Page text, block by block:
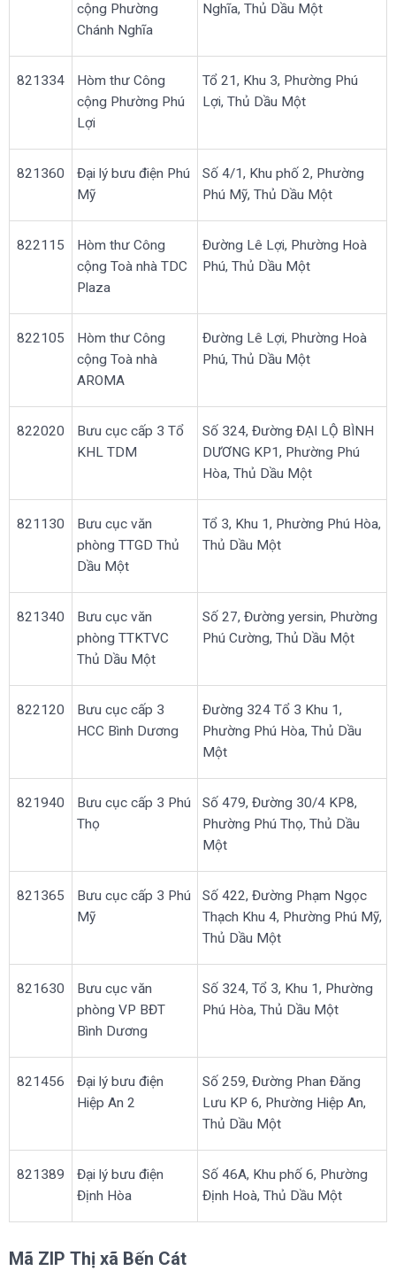
cộng Phường
Chánh Nghĩa
Nghĩa, Thủ Dầu Một
821334
Hòm thư Công
cộng Phường Phú
Lợi
Tổ 21, Khu 3, Phường Phú
Lợi, Thủ Dầu Một
821360
Đại lý bưu điện Phú
Mỹ
Số 4/1, Khu phố 2, Phường
Phú Mỹ, Thủ Dầu Một
822115
Hòm thư Công
cộng Toà nhà TDC
Plaza
Đường Lê Lợi, Phường Hoà
Phú, Thủ Dầu Một
822105
Hòm thư Công
cộng Toà nhà
AROMA
Đường Lê Lợi, Phường Hoà
Phú, Thủ Dầu Một
822020
Bưu cục cấp 3 Tổ
KHL TDM
Số 324, Đường ĐẠI LỘ BÌNH
DƯƠNG KP1, Phường Phú
Hòa, Thủ Dầu Một
821130
Bưu cục văn
phòng TTGD Thủ
Dầu Một
Tổ 3, Khu 1, Phường Phú Hòa,
Thủ Dầu Một
821340
Bưu cục văn
phòng TTKTVC
Thủ Dầu Một
Số 27, Đường yersin, Phường
Phú Cường, Thủ Dầu Một
822120
Bưu cục cấp 3
HCC Bình Dương
Đường 324 Tổ 3 Khu 1,
Phường Phú Hòa, Thủ Dầu
Một
821940
Bưu cục cấp 3 Phú
Thọ
Số 479, Đường 30/4 KP8,
Phường Phú Thọ, Thủ Dầu
Một
821365
Bưu cục cấp 3 Phú
Mỹ
Số 422, Đường Phạm Ngọc
Thạch Khu 4, Phường Phú Mỹ,
Thủ Dầu Một
821630
Bưu cục văn
phòng VP BĐT
Bình Dương
Số 324, Tổ 3, Khu 1, Phường
Phú Hòa, Thủ Dầu Một
821456
Đại lý bưu điện
Hiệp An 2
Số 259, Đường Phan Đăng
Lưu KP 6, Phường Hiệp An,
Thủ Dầu Một
821389
Đại lý bưu điện
Định Hòa
Số 46A, Khu phố 6, Phường
Định Hoà, Thủ Dầu Một
Mã ZIP Thị xã Bến Cát